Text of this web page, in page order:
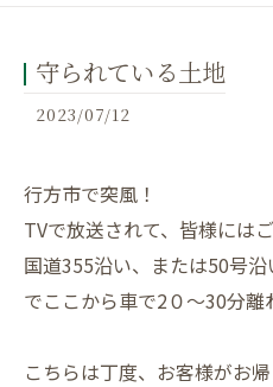
守られている土地
2023/07/12
行方市で突風！
TVで放送されて、皆様には
国道355沿い、または50号
でここから車で2０～30分離
こちらは丁度、お客様がお